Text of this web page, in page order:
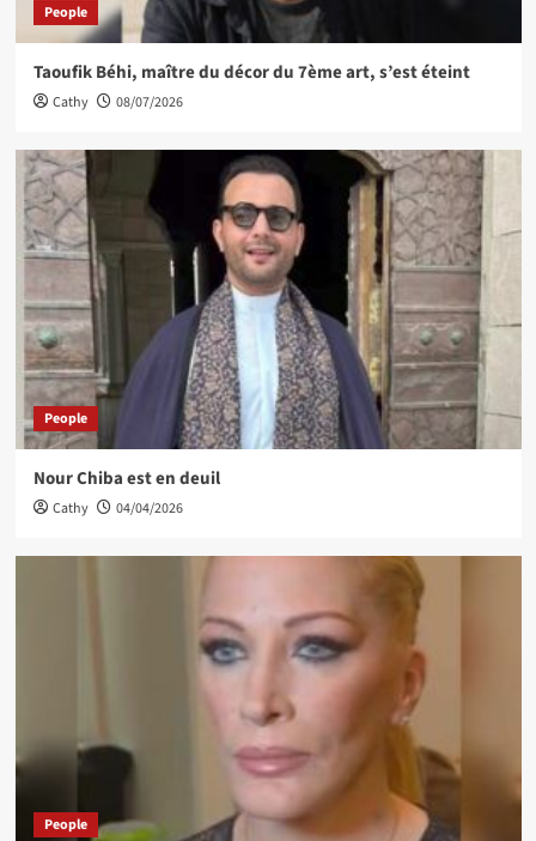
People
Taoufik Béhi, maître du décor du 7ème art, s’est éteint
Cathy 08/07/2026
People
Nour Chiba est en deuil
Cathy 04/04/2026
People